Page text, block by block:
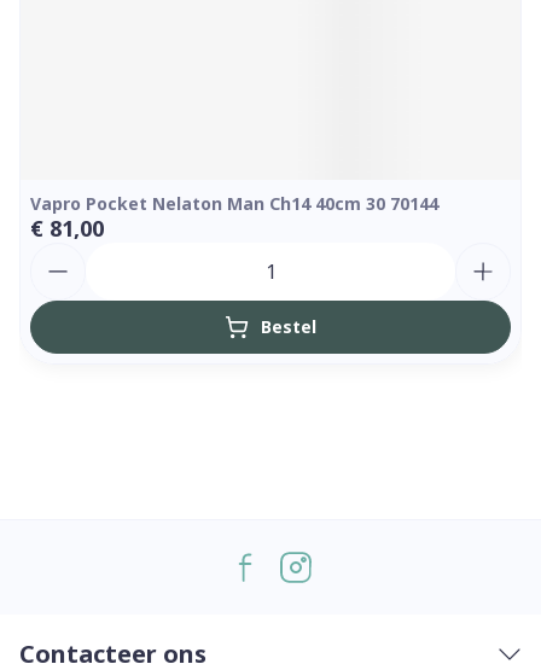
Vapro Pocket Nelaton Man Ch14 40cm 30 70144
€ 81,00
Bestel
Contacteer ons